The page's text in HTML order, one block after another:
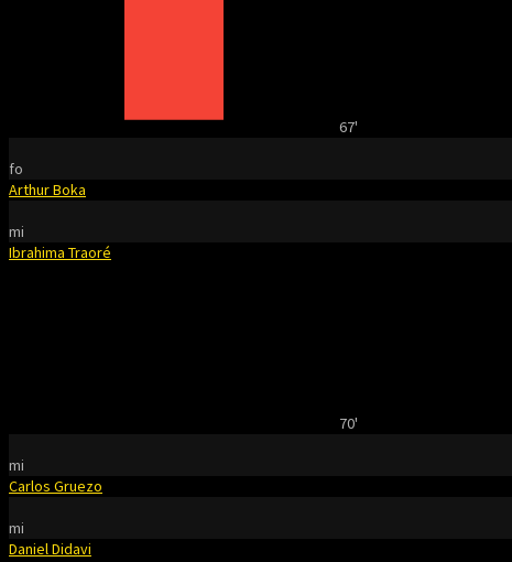
67'
fo
Arthur Boka
mi
Ibrahima Traoré
70'
mi
Carlos Gruezo
mi
Daniel Didavi